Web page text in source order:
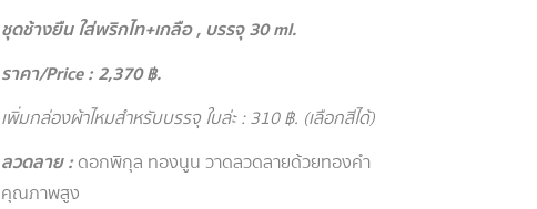
ชุดช้างยืน ใส่พริกไท+เกลือ , บรรจุ 30 ml.
ราคา/Price : 2,370฿.
เพิ่มกล่องผ้าไหมสำหรับบรรจุ ใบล่ะ : 310 ฿. (เลือกสีได้)
ลวดลาย :ดอกพิกุล ทองนูน วาดลวดลายด้วยทองคำ
คุณภาพสูง